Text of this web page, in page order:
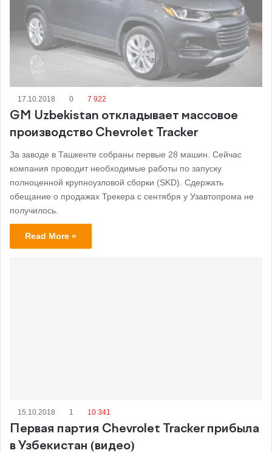
17.10.2018 0 7 922
GM Uzbekistan откладывает массовое
производство Chevrolet Tracker
За заводе в Ташкенте собраны первые 28 машин. Сейчас
компания проводит необходимые работы по запуску
полноценной крупноузловой сборки (SKD). Сдержать
обещание о продажах Трекера с сентября у Узавтопрома не
получилось.
Read More »
15.10.2018 1 10 341
Первая партия Chevrolet Tracker прибыла
в Узбекистан (видео)